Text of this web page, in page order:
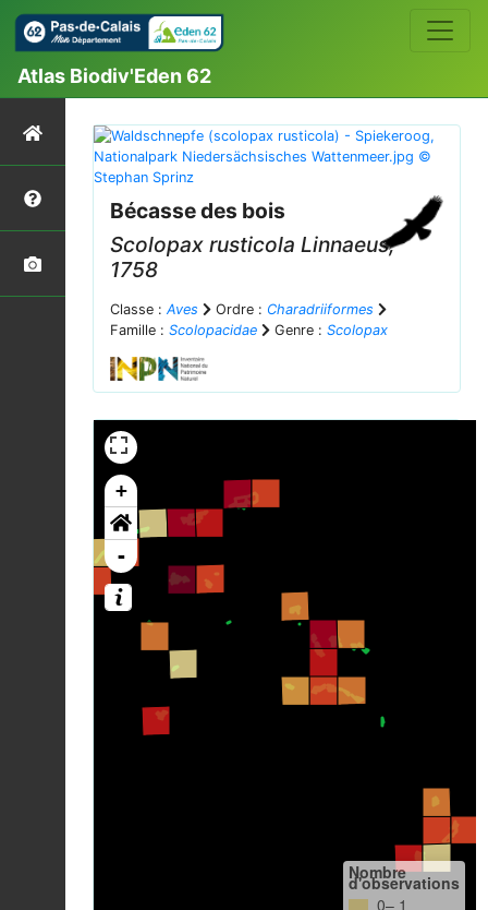
Atlas Biodiv'Eden 62
Bécasse des bois
Scolopax rusticola Linnaeus,
1758
Classe : Aves Ordre : Charadriiformes
Famille : Scolopacidae Genre : Scolopax
+
-
Nombre
d'observations
0– 1